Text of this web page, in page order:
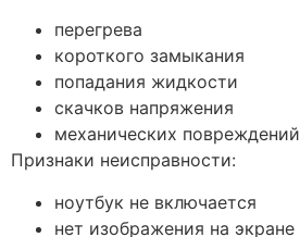
перегрева
короткого замыкания
попадания жидкости
скачков напряжения
механических повреждений
Признаки неисправности:
ноутбук не включается
нет изображения на экране